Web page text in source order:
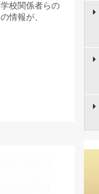
校関係者らの
情報が、